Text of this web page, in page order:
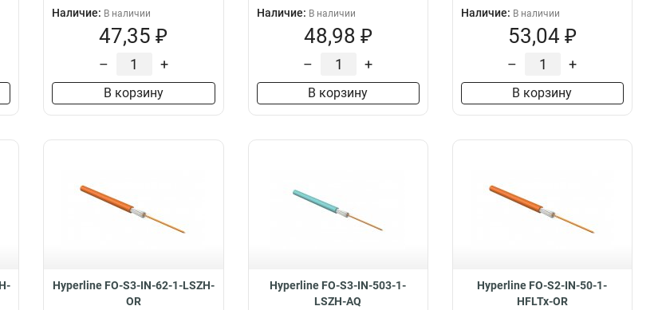
Наличие: В наличии
47,35 ₽
– +
В корзину
Наличие: В наличии
48,98 ₽
– +
В корзину
Наличие: В наличии
53,04 ₽
– +
В корзину
Hyperline FO-S3-IN-62-1-LSZH-
OR
Hyperline FO-S3-IN-503-1-
LSZH-AQ
Hyperline FO-S2-IN-50-1-
HFLTx-OR